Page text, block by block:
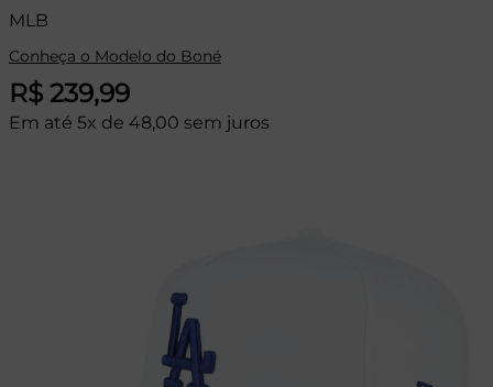
MLB
Conheça o Modelo do Boné
R$ 239,99
Em até 5x de 48,00 sem juros